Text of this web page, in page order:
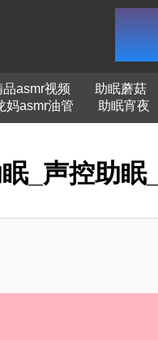
asmr视频 助眠蘑菇
妈asmr油管 助眠宵夜
_声控助眠